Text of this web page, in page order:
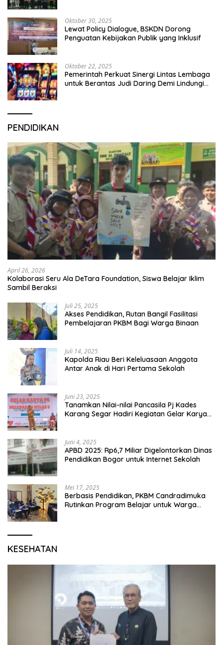
Oktober 30, 2025
Lewat Policy Dialogue, BSKDN Dorong
Penguatan Kebijakan Publik yang Inklusif
Oktober 22, 2025
Pemerintah Perkuat Sinergi Lintas Lembaga
untuk Berantas Judi Daring Demi Lindungi
PENDIDIKAN
April 26, 2026
Kolaborasi Seru Ala DeTara Foundation, Siswa Belajar Iklim
Sambil Beraksi
Juli 25, 2025
Akses Pendidikan, Rutan Bangil Fasilitasi
Pembelajaran PKBM Bagi Warga Binaan
Juli 14, 2025
Kapolda Riau Beri Keleluasaan Anggota
Antar Anak di Hari Pertama Sekolah
Juni 23, 2025
Tanamkan Nilai-nilai Pancasila Pj Kades
Karang Segar Hadiri Kegiatan Gelar Karya
Juni 4, 2025
APBD 2025: Rp6,7 Miliar Digelontorkan Dinas
Pendidikan Bogor untuk Internet Sekolah
Mei 17, 2025
Berbasis Pendidikan, PKBM Candradimuka
Rutinkan Program Belajar untuk Warga
KESEHATAN